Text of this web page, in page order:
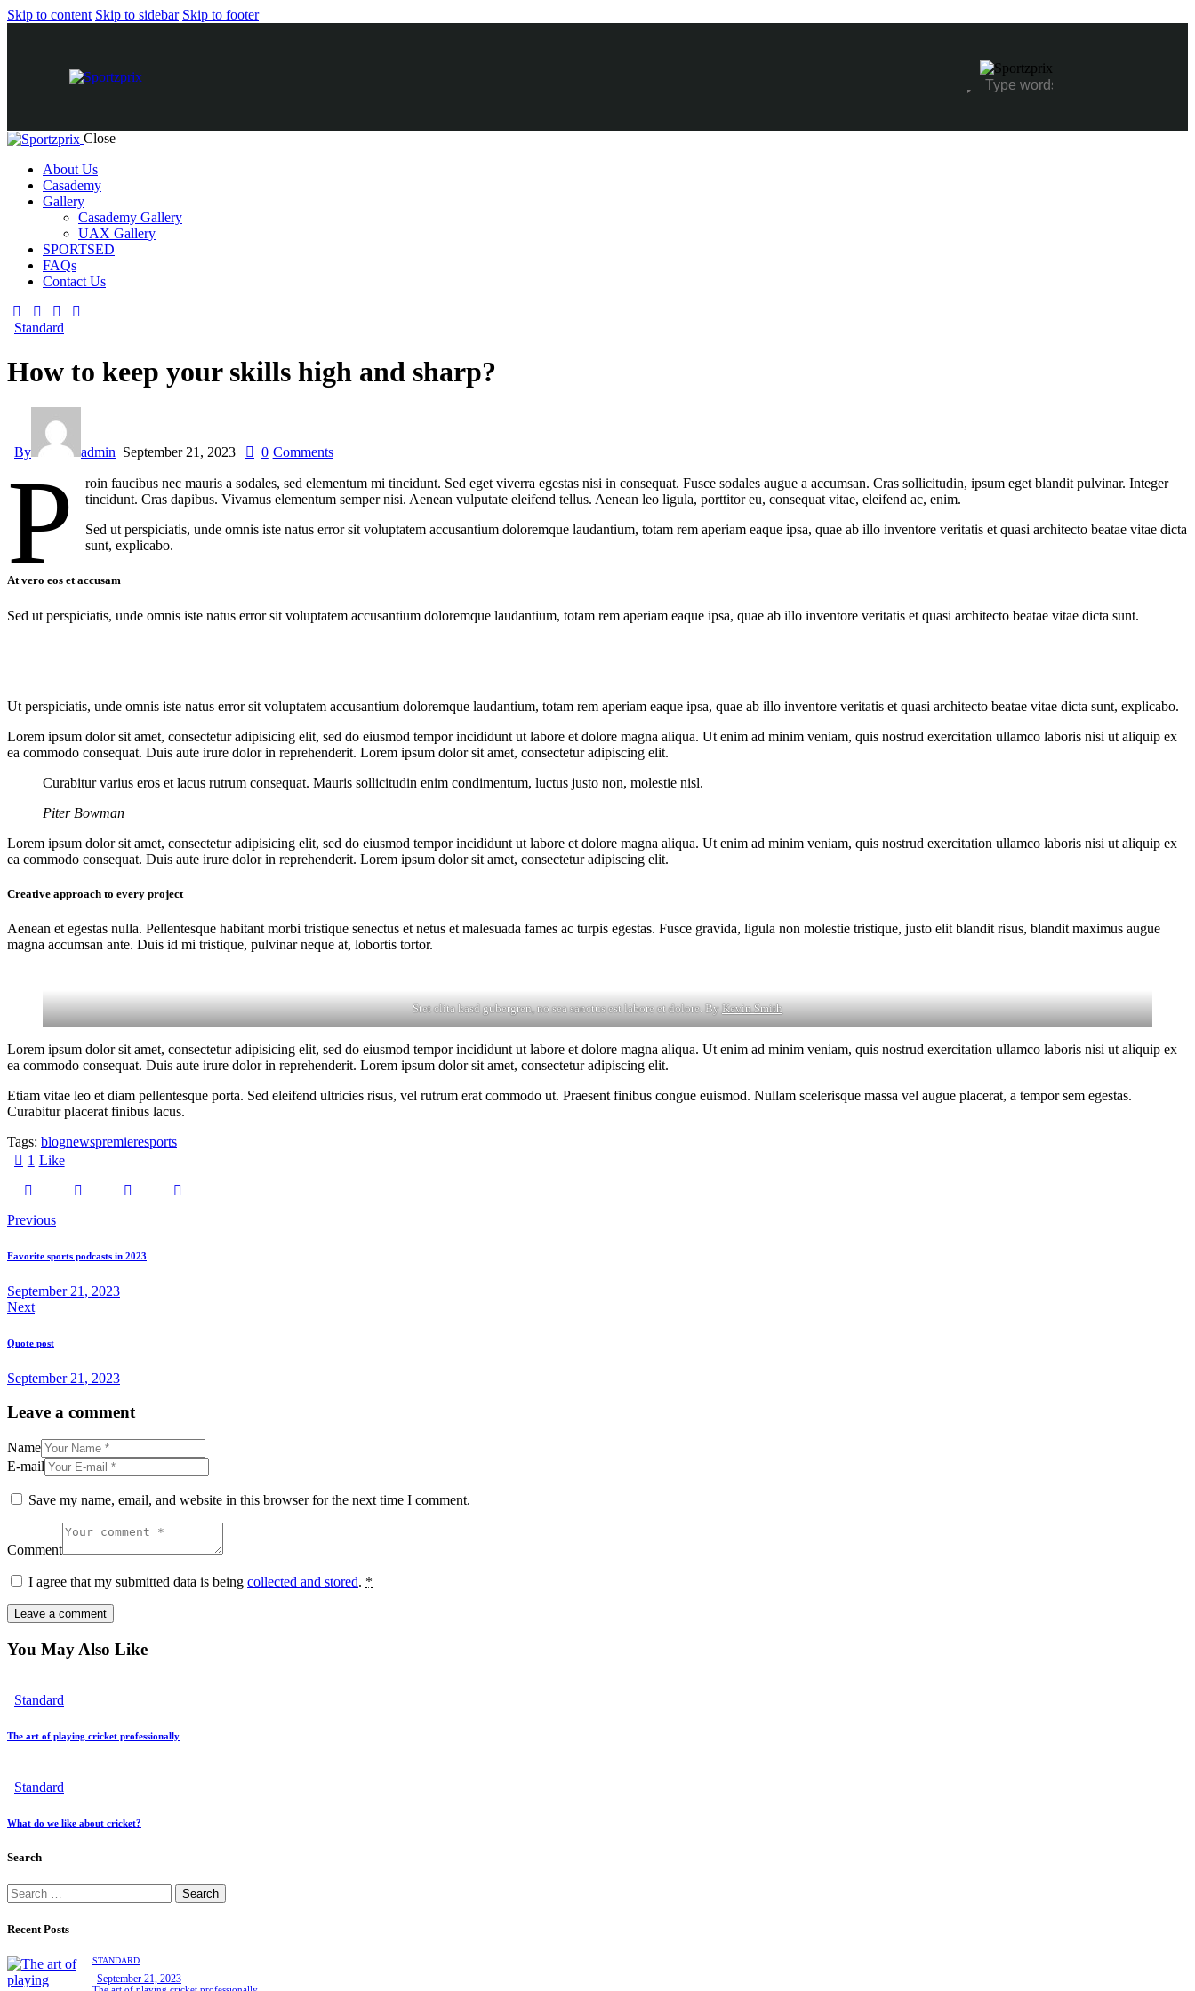
Skip to content Skip to sidebar Skip to footer
Close
About Us
Casademy
Gallery
Casademy Gallery
UAX Gallery
SPORTSED
FAQs
Contact Us
Standard
How to keep your skills high and sharp?
By admin September 21, 2023 0 Comments
P
roin faucibus nec mauris a sodales, sed elementum mi tincidunt. Sed eget viverra egestas nisi in consequat. Fusce sodales augue a accumsan. Cras sollicitudin, ipsum eget blandit pulvinar. Integer
tincidunt. Cras dapibus. Vivamus elementum semper nisi. Aenean vulputate eleifend tellus. Aenean leo ligula, porttitor eu, consequat vitae, eleifend ac, enim.
Sed ut perspiciatis, unde omnis iste natus error sit voluptatem accusantium doloremque laudantium, totam rem aperiam eaque ipsa, quae ab illo inventore veritatis et quasi architecto beatae vitae dicta
sunt, explicabo.
At vero eos et accusam
Sed ut perspiciatis, unde omnis iste natus error sit voluptatem accusantium doloremque laudantium, totam rem aperiam eaque ipsa, quae ab illo inventore veritatis et quasi architecto beatae vitae dicta sunt.
Ut perspiciatis, unde omnis iste natus error sit voluptatem accusantium doloremque laudantium, totam rem aperiam eaque ipsa, quae ab illo inventore veritatis et quasi architecto beatae vitae dicta sunt, explicabo.
Lorem ipsum dolor sit amet, consectetur adipisicing elit, sed do eiusmod tempor incididunt ut labore et dolore magna aliqua. Ut enim ad minim veniam, quis nostrud exercitation ullamco laboris nisi ut aliquip ex
ea commodo consequat. Duis aute irure dolor in reprehenderit. Lorem ipsum dolor sit amet, consectetur adipiscing elit.
Curabitur varius eros et lacus rutrum consequat. Mauris sollicitudin enim condimentum, luctus justo non, molestie nisl.
Piter Bowman
Lorem ipsum dolor sit amet, consectetur adipisicing elit, sed do eiusmod tempor incididunt ut labore et dolore magna aliqua. Ut enim ad minim veniam, quis nostrud exercitation ullamco laboris nisi ut aliquip ex
ea commodo consequat. Duis aute irure dolor in reprehenderit. Lorem ipsum dolor sit amet, consectetur adipiscing elit.
Creative approach to every project
Aenean et egestas nulla. Pellentesque habitant morbi tristique senectus et netus et malesuada fames ac turpis egestas. Fusce gravida, ligula non molestie tristique, justo elit blandit risus, blandit maximus augue
magna accumsan ante. Duis id mi tristique, pulvinar neque at, lobortis tortor.
Stet clita kasd gubergren, no sea sanctus est labore et dolore. By Kevin Smith
Lorem ipsum dolor sit amet, consectetur adipisicing elit, sed do eiusmod tempor incididunt ut labore et dolore magna aliqua. Ut enim ad minim veniam, quis nostrud exercitation ullamco laboris nisi ut aliquip ex
ea commodo consequat. Duis aute irure dolor in reprehenderit. Lorem ipsum dolor sit amet, consectetur adipiscing elit.
Etiam vitae leo et diam pellentesque porta. Sed eleifend ultricies risus, vel rutrum erat commodo ut. Praesent finibus congue euismod. Nullam scelerisque massa vel augue placerat, a tempor sem egestas.
Curabitur placerat finibus lacus.
Tags: blognewspremieresports
1 Like
Previous
Favorite sports podcasts in 2023
September 21, 2023
Next
Quote post
September 21, 2023
Leave a comment
Name
E-mail
Save my name, email, and website in this browser for the next time I comment.
Comment
I agree that my submitted data is being collected and stored. *
You May Also Like
Standard
The art of playing cricket professionally
Standard
What do we like about cricket?
Search
Recent Posts
STANDARD
September 21, 2023